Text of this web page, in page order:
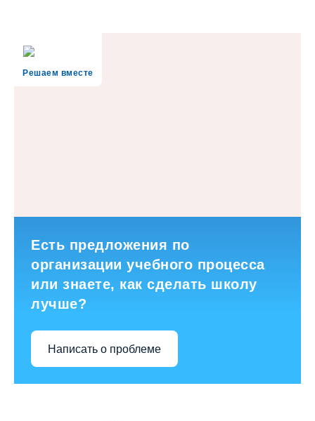
Решаем вместе
Есть предложения по
организации учебного процесса
или знаете, как сделать школу
лучше?
Написать о проблеме